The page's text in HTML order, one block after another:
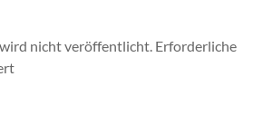
nicht veröffentlicht. Erforderliche